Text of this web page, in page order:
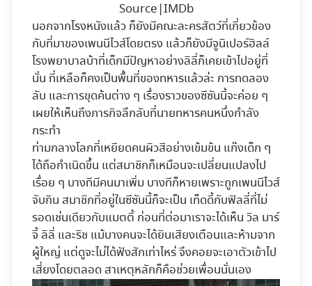
Source|IMDb
นอกจากโรงหนังแล้ว ก็ยังมีคณะละครสัตว์ที่เกี่ยวข้อง
กับที่มาของเพนนีไวส์โดยตรง แล้วก็ยังมีจูนิเปอร์ฮิลล์
โรงพยาบาลบ้าที่เด็กมีปัญหาอย่างลิลี่ก็เคยเข้าไปอยู่ที่
นั่น ที่เหลือก็คงเป็นพื้นที่ของทหารแล้วล่ะ การทดลอง
ลับ และการขุดค้นต่าง ๆ เรื่องราวของซีซันนี้จะค่อย ๆ
เผยให้เห็นถึงภารกิจลึกลับที่นายทหารคนหนึ่งกำลัง
กระทำ
ท่ามกลางโลกที่เหยียดคนผิวสีอย่างเข้มข้น แก๊งเด็ก ๆ
ได้ถือกำเนิดขึ้น แต่สมาชิกก็เหมือนจะเปลี่ยนแปลงไป
เรื่อย ๆ บางทีมีคนมาเพิ่ม บางทีก็หายเพราะถูกเพนนีไวส์
จับกิน สมาชิกที่อยู่ในซีซันนี้ก็จะเป็น เท็ดดี้กับฟิลลี่ที่ไม่
รอดเช่นเดียวกับแมตตี้ ก่อนที่ต่อมาเราจะได้เห็น วิล มาร์
จี้ ลิลี่ และริช แม้บางคนจะได้ยินเสียงเตือนและห้ามจาก
ผู้ใหญ่ แต่ดูจะไม่ได้ฟังสักเท่าไหร่ จึงคอยจะเอาตัวเข้าไป
เสี่ยงโดยตลอด สาเหตุหลักก็คือช่วยเพื่อนนั่นเอง